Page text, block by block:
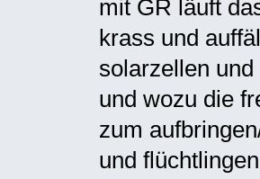
mit GR läuft
krass und
solarzellen
und wozu die
zum
und